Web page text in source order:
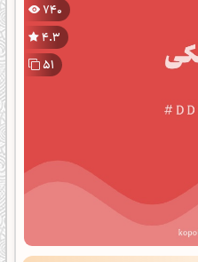
740
4.3
51